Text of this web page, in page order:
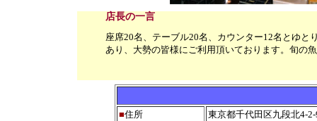
店長の一言
座席20名、テーブル20名、カウンター12名とゆ
あり、大勢の皆様にご利用頂いております。旬の
■住所
東京都千代田区九段北4-